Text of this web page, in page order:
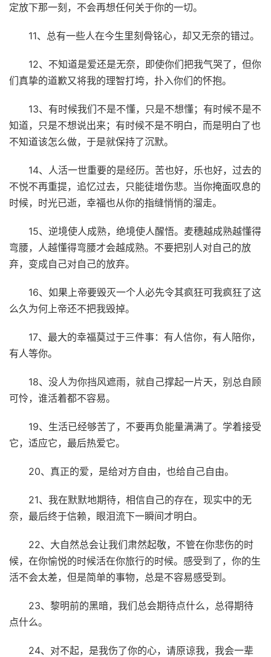
定放下那一刻，不会再想任何关于你的一切。
11、总有一些人在今生里刻骨铭心，却又无奈的错过。
12、不知道是爱还是无奈，即使你们把我气哭了，但你
们真挚的道歉又将我的理智打垮，扑入你们的怀抱。
13、有时候我们不是不懂，只是不想懂；有时候不是不
知道，只是不想说出来；有时候不是不明白，而是明白了也
不知道该怎么做，于是就保持了沉默。
14、人活一世重要的是经历。苦也好，乐也好，过去的
不悦不再重提，追忆过去，只能徒增伤悲。当你掩面叹息的
时候，时光已逝，幸福也从你的指缝悄悄的溜走。
15、逆境使人成熟，绝境使人醒悟。麦穗越成熟越懂得
弯腰，人越懂得弯腰才会越成熟。不要把别人对自己的放
弃，变成自己对自己的放弃。
16、如果上帝要毁灭一个人必先令其疯狂可我疯狂了这
么久为何上帝还不把我毁掉。
17、最大的幸福莫过于三件事：有人信你，有人陪你，
有人等你。
18、没人为你挡风遮雨，就自己撑起一片天，别总自顾
可怜，谁活着都不容易。
19、生活已经够苦了，不要再负能量满满了。学着接受
它，适应它，最后热爱它。
20、真正的爱，是给对方自由，也给自己自由。
21、我在默默地期待，相信自己的存在，现实中的无
奈，最后终于信赖，眼泪流下一瞬间才明白。
22、大自然总会让我们肃然起敬，不管在你悲伤的时
候，在你愉悦的时候活在你旅行的时候。感受到了，你的生
活不会太差，但是简单的事物，总是不容易感受到。
23、黎明前的黑暗，我们总会期待点什么，总得期待
点什么。
24、对不起，是我伤了你的心，请原谅我，我会一辈